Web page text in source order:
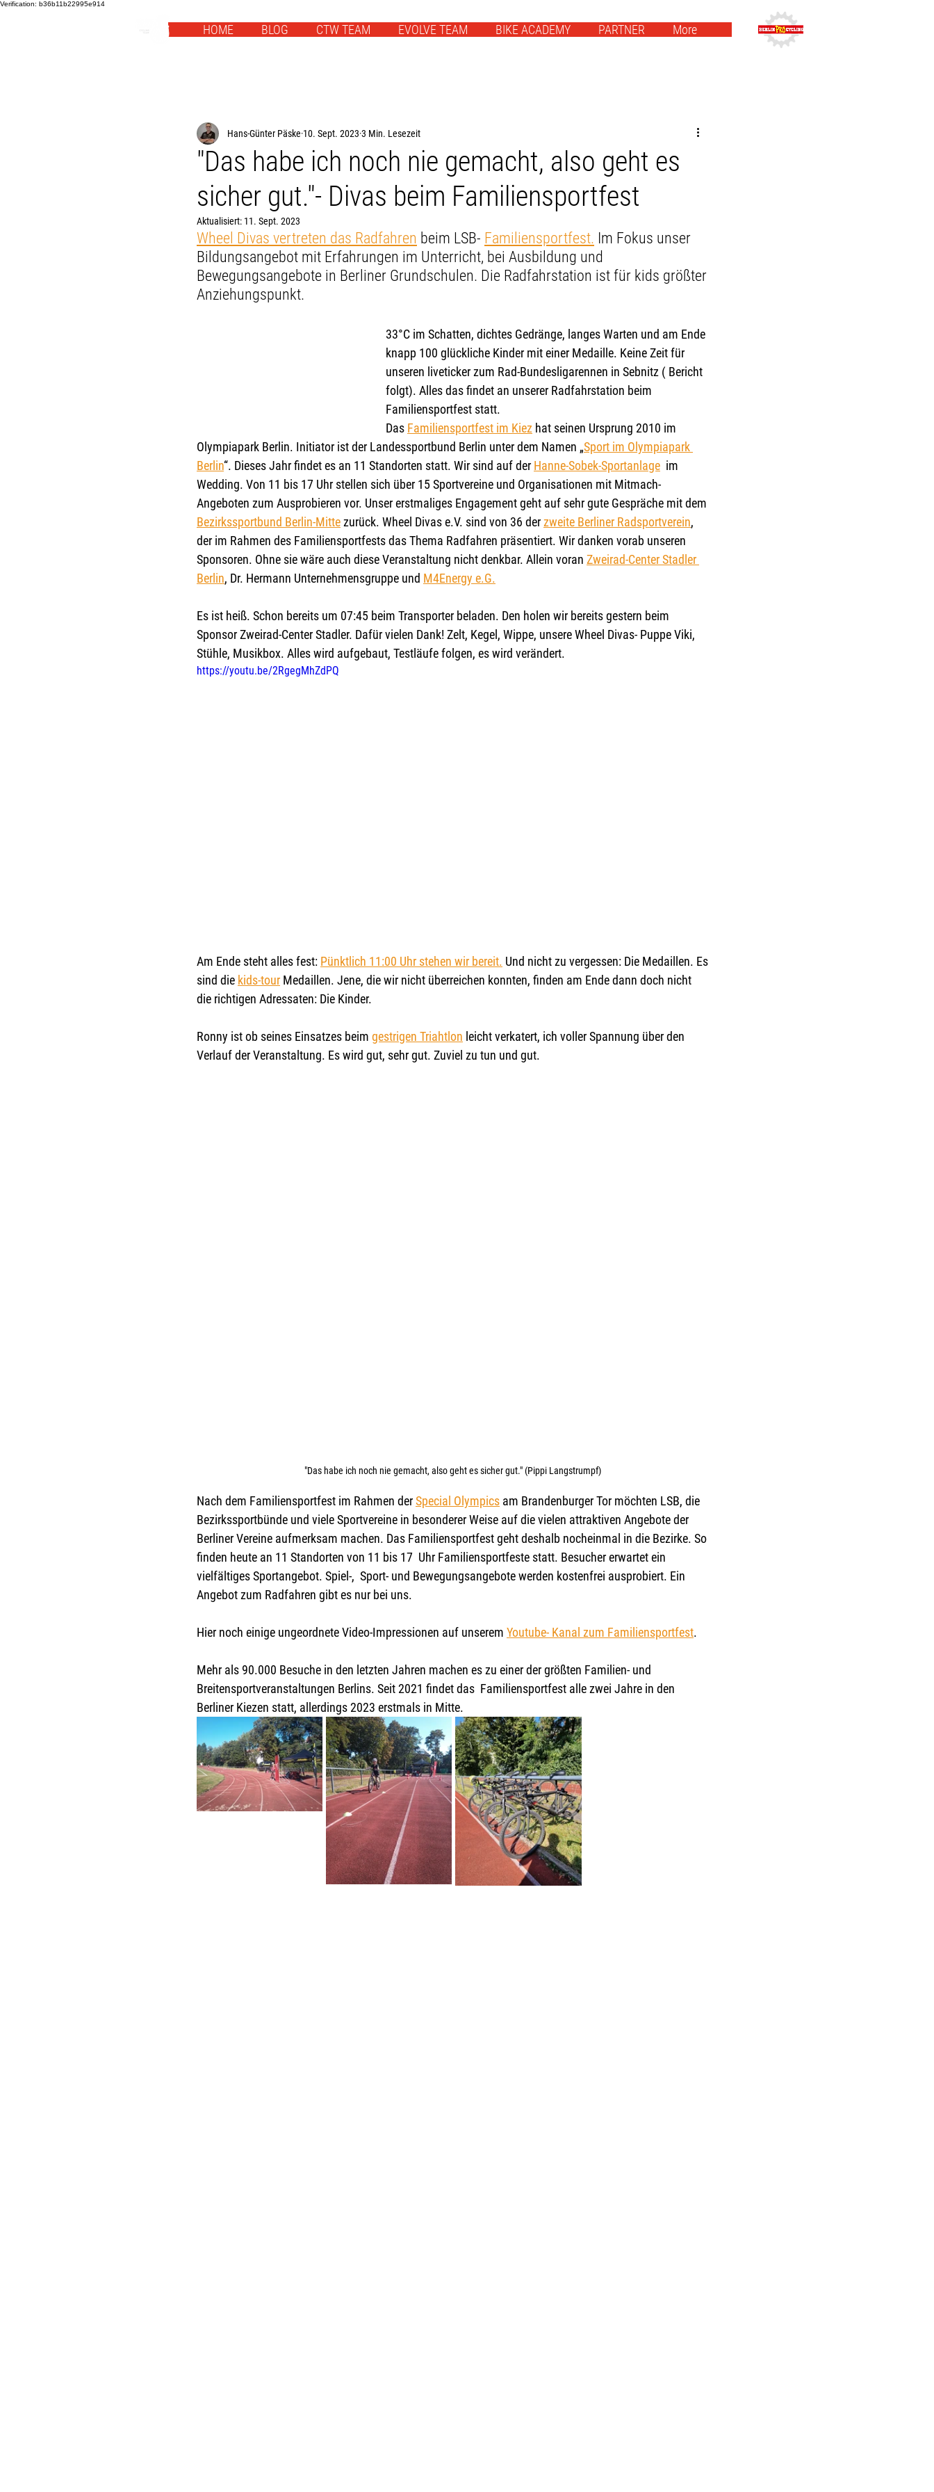
Verification: b36b11b22995e914
HOME BLOG CTW TEAM EVOLVE TEAM BIKE ACADEMY PARTNER More
"Das habe ich noch nie gemacht, also geht es
sicher gut."- Divas beim Familiensportfest
Hans-Günter Päske 10. Sept. 2023 3 Min. Lesezeit
Aktualisiert: 11. Sept. 2023
Wheel Divas vertreten das Radfahren beim LSB- Familiensportfest. Im Fokus unser
Bildungsangebot mit Erfahrungen im Unterricht, bei Ausbildung und
Bewegungsangebote in Berliner Grundschulen. Die Radfahrstation ist für kids größter
Anziehungspunkt.
33°C im Schatten, dichtes Gedränge, langes Warten und am Ende
knapp 100 glückliche Kinder mit einer Medaille. Keine Zeit für
unseren liveticker zum Rad-Bundesligarennen in Sebnitz ( Bericht
folgt). Alles das findet an unserer Radfahrstation beim
Familiensportfest statt.
Das Familiensportfest im Kiez hat seinen Ursprung 2010 im
Olympiapark Berlin. Initiator ist der Landessportbund Berlin unter dem Namen „Sport im Olympiapark
Berlin“. Dieses Jahr findet es an 11 Standorten statt. Wir sind auf der Hanne-Sobek-Sportanlage
  im
Wedding. Von 11 bis 17 Uhr stellen sich über 15 Sportvereine und Organisationen mit Mitmach-
Angeboten zum Ausprobieren vor. Unser erstmaliges Engagement geht auf sehr gute Gespräche mit dem
Bezirkssportbund Berlin-Mitte zurück. Wheel Divas e.V. sind von 36 der zweite Berliner Radsportverein,
der im Rahmen des Familiensportfests das Thema Radfahren präsentiert. Wir danken vorab unseren
Sponsoren. Ohne sie wäre auch diese Veranstaltung nicht denkbar. Allein voran Zweirad-Center Stadler
Berlin, Dr. Hermann Unternehmensgruppe und M4Energy e.G.
Es ist heiß. Schon bereits um 07:45 beim Transporter beladen. Den holen wir bereits gestern beim
Sponsor Zweirad-Center Stadler. Dafür vielen Dank! Zelt, Kegel, Wippe, unsere Wheel Divas- Puppe Viki,
Stühle, Musikbox. Alles wird aufgebaut, Testläufe folgen, es wird verändert.
https://youtu.be/2RgegMhZdPQ
Am Ende steht alles fest: Pünktlich 11:00 Uhr stehen wir bereit. Und nicht zu vergessen: Die Medaillen. Es
sind die kids-tour Medaillen. Jene, die wir nicht überreichen konnten, finden am Ende dann doch nicht
die richtigen Adressaten: Die Kinder.
Ronny ist ob seines Einsatzes beim gestrigen Triahtlon leicht verkatert, ich voller Spannung über den
Verlauf der Veranstaltung. Es wird gut, sehr gut. Zuviel zu tun und gut.
"Das habe ich noch nie gemacht, also geht es sicher gut." (Pippi Langstrumpf)
Nach dem Familiensportfest im Rahmen der Special Olympics am Brandenburger Tor möchten LSB, die
Bezirkssportbünde und viele Sportvereine in besonderer Weise auf die vielen attraktiven Angebote der
Berliner Vereine aufmerksam machen. Das Familiensportfest geht deshalb nocheinmal in die Bezirke. So
finden heute an 11 Standorten von 11 bis 17  Uhr Familiensportfeste statt. Besucher erwartet ein
vielfältiges Sportangebot. Spiel-,  Sport- und Bewegungsangebote werden kostenfrei ausprobiert. Ein
Angebot zum Radfahren gibt es nur bei uns.
Hier noch einige ungeordnete Video-Impressionen auf unserem Youtube- Kanal zum Familiensportfest.
Mehr als 90.000 Besuche in den letzten Jahren machen es zu einer der größten Familien- und
Breitensportveranstaltungen Berlins. Seit 2021 findet das  Familiensportfest alle zwei Jahre in den
Berliner Kiezen statt, allerdings 2023 erstmals in Mitte.